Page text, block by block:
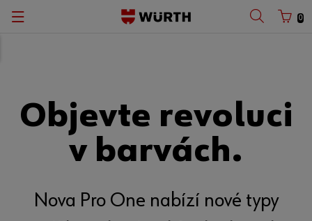
0
Objevte revoluci
v barvách.
Nova Pro One nabízí nové typy